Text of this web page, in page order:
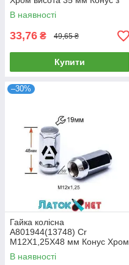
виступом закриті ключ 19 мм
В наявності
33,76 ₴ 49,65 ₴
Купити
–30%
Гайка колісна
A801944(13748) Cr
M12Х1,25X48 мм Конус Хром
Ключ 19 мм
В наявності